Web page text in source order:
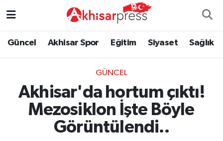
Güncel Akhisar Spor Eğitim Siyaset Sağlık
GÜNCEL
Akhisar'da hortum çıktı!
Mezosiklon İşte Böyle
Görüntülendi..
Güncel
Eğitim
Siyaset
Magazin
Duyurular
Tarım-Gıda
Güncel
Siyaset
Akhisar Spor
Manisa Nöbetçi Eczaneler
Manisa Namaz Vakitleri
Manisa Trafik Yoğunluk Haritası